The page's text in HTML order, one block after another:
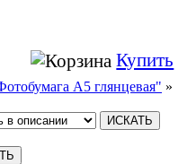
Купить
A5 глянцевая" »